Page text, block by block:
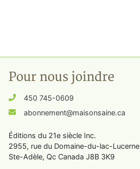
Pour nous joindre
450 745-0609
abonnement@maisonsaine.ca
Éditions du 21e siècle Inc.
2955, rue du Domaine-du-lac-Lucerne
Ste-Adèle, Qc Canada J8B 3K9